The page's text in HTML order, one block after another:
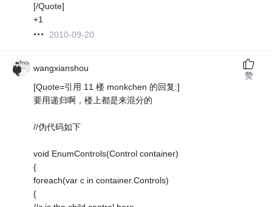
[/Quote]
+1
2010-09-20
wangxianshou
[Quote=引用 11 楼 monkchen 的回复:]
要用递归啊，楼上都是来混分的
//伪代码如下
void EnumControls(Control container)
{
foreach(var c in container.Controls)
{
赞